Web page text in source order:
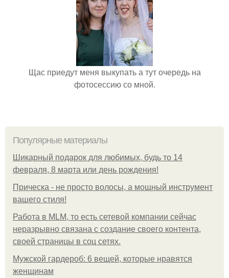
Щас приедут меня выкупать а тут очередь на
фотосессию со мной.
Популярные материалы
Шикарный подарок для любимых, будь то 14
февраля, 8 марта или день рождения!
Прическа - не просто волосы, а мощный инструмент
вашего стиля!
Работа в MLM, то есть сетевой компании сейчас
неразрывно связана с создание своего контента,
своей страницы в соц сетях.
Мужской гардероб: 6 вещей, которые нравятся
женщинам